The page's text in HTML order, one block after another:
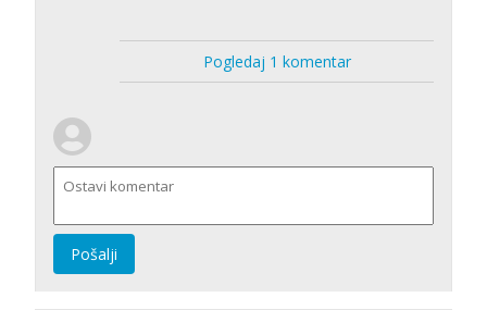
Pogledaj 1 komentar
Pošalji